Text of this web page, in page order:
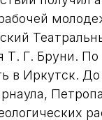
Т. Г. Бруни. По
в Иркутск. До